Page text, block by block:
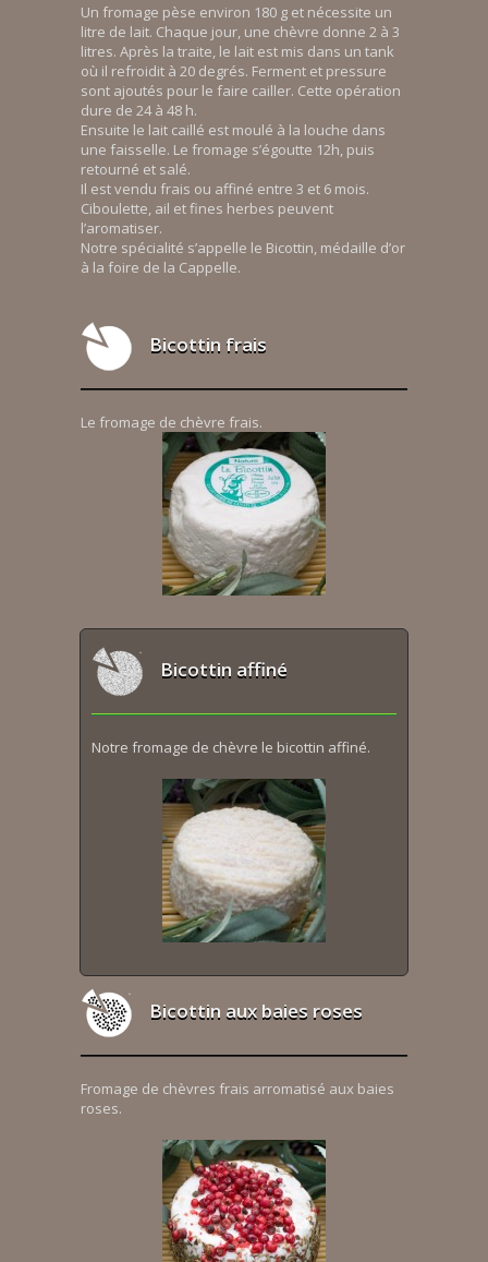
Un fromage pèse environ 180 g et nécessite un
litre de lait. Chaque jour, une chèvre donne 2 à 3
litres. Après la traite, le lait est mis dans un tank
où il refroidit à 20 degrés. Ferment et pressure
sont ajoutés pour le faire cailler. Cette opération
dure de 24 à 48 h.
Ensuite le lait caillé est moulé à la louche dans
une faisselle. Le fromage s’égoutte 12h, puis
retourné et salé.
Il est vendu frais ou affiné entre 3 et 6 mois.
Ciboulette, ail et fines herbes peuvent
l’aromatiser.
Notre spécialité s’appelle le Bicottin, médaille d’or
à la foire de la Cappelle.
Bicottin frais
Le fromage de chèvre frais.
Bicottin affiné
Notre fromage de chèvre le bicottin affiné.
Bicottin aux baies roses
Fromage de chèvres frais arromatisé aux baies
roses.